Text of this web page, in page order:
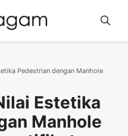
Pedestrian dengan Manhole
Estetika
Manhole